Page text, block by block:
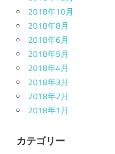
2018年10月
2018年8月
2018年6月
2018年5月
2018年4月
2018年3月
2018年2月
2018年1月
カテゴリー